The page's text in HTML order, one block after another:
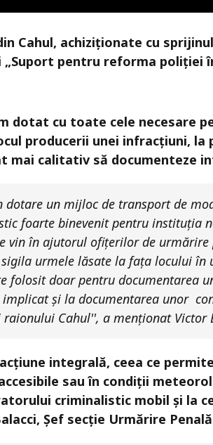
Cahul, achiziționate cu
pentru reforma poliției
dotat cu toate cele necesare
producerii unei infracțiuni, la
mai calitativ să documenteze
dotare un mijloc de transport de
foarte binevenit pentru instituția
vin în ajutorul ofițerilor de urmărire
urmele lăsate la fața locului în
folosit doar pentru documentarea
și la documentarea unor
Cahul'', a menționat Victor
integrală, ceea ce
sau în condiții
criminalistic mobil și la
Șef secție Urmărire Penală